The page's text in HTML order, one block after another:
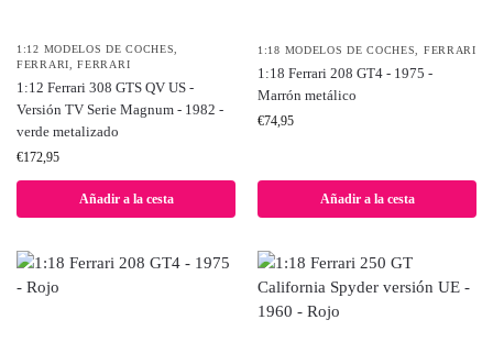
1:12 MODELOS DE COCHES
FERRARI ,FERRARI
1:12 Ferrari 308 GTS QV US -
Versión TV Serie Magnum - 1982 -
verde metalizado
€172,95
Añadir a la cesta
1:18 MODELOS DE COCHES FERRARI
1:18 Ferrari 208 GT4 - 1975 -
Marrón metálico
€74,95
Añadir a la cesta